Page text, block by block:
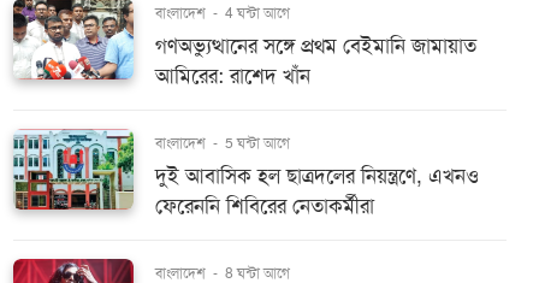
বাংলাদেশ - 4 ঘন্টা আগে
গণঅভ্যুত্থানের সঙ্গে প্রথম বেইমানি জামায়াত
আমিরের: রাশেদ খাঁন
বাংলাদেশ - 5 ঘন্টা আগে
দুই আবাসিক হল ছাত্রদলের নিয়ন্ত্রণে, এখনও
ফেরেননি শিবিরের নেতাকর্মীরা
বাংলাদেশ - 8 ঘন্টা আগে